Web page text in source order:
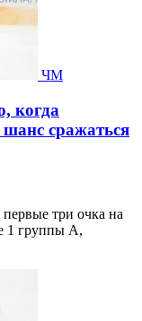
ЧМ
когда
сражаться
первые три очка на
1 группы А,